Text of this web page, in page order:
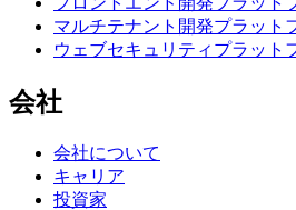
マルチテナント開発プラット
ウェブセキュリティプラット
会社
会社について
キャリア
投資家